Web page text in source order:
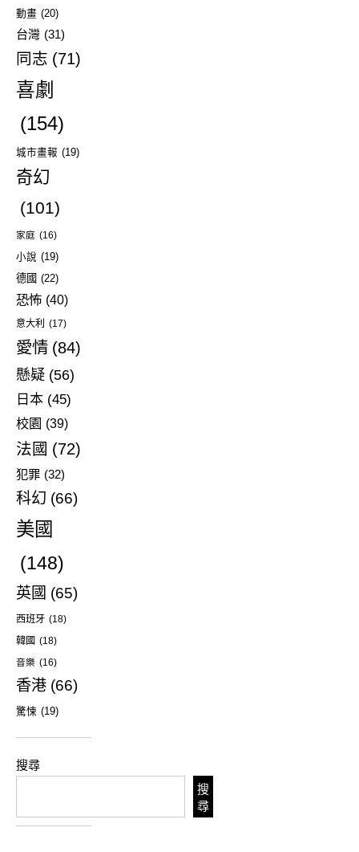
動畫 (20)
台灣 (31)
同志 (71)
喜劇
(154)
城市畫報 (19)
奇幻
(101)
家庭 (16)
小說 (19)
德國 (22)
恐怖 (40)
意大利 (17)
愛情 (84)
懸疑 (56)
日本 (45)
校園 (39)
法國 (72)
犯罪 (32)
科幻 (66)
美國
(148)
英國 (65)
西班牙 (18)
韓國 (18)
音樂 (16)
香港 (66)
驚悚 (19)
搜尋
搜
尋